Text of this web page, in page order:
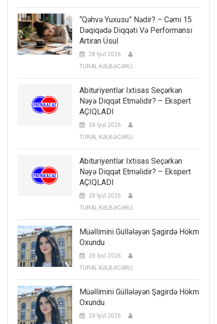
“Qəhvə Yuxusu” Nədir? – Cəmi 15
Dəqiqədə Diqqəti Və Performansı
Artıran Üsul
28 İyul 2026
TURAL KƏLBƏCƏRLİ
Abituriyentlər Ixtisas Seçərkən
Nəyə Diqqət Etməlidir? – Ekspert
AÇIQLADI
28 İyul 2026
TURAL KƏLBƏCƏRLİ
Abituriyentlər Ixtisas Seçərkən
Nəyə Diqqət Etməlidir? – Ekspert
AÇIQLADI
28 İyul 2026
TURAL KƏLBƏCƏRLİ
Müəllimini Güllələyən Şagirdə Hökm
Oxundu
28 İyul 2026
TURAL KƏLBƏCƏRLİ
Müəllimini Güllələyən Şagirdə Hökm
Oxundu
28 İyul 2026